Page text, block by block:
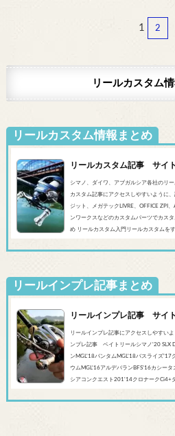
1 2
リールカスタム
リールカスタム情報まとめ
リールカスタム記事 サイ
シマノ、ダイワ、アブガルシア各社のリ
カスタム記事にアクセスしやすいように
ジット、メガテックLIVRE、OFFICE ZPI
ンワークスなどのカスタムパーツでカス
め リールカスタム入門リールカスタムを
スMGL’19スコーピオンMGL&#0...
リールインプレ記事まとめ
リールインプレ記事 サイ
リールインプレ記事にアクセスしやすい
ンプレ記事 ベイトリールシマノ'20 SLX
ンMGL'18バンタムMGL'18バスライズ’17
ウムMGL’16アルデバランBFS’16カシー
シアコンクエスト201'14クロナークCi4+
ガルシア’...